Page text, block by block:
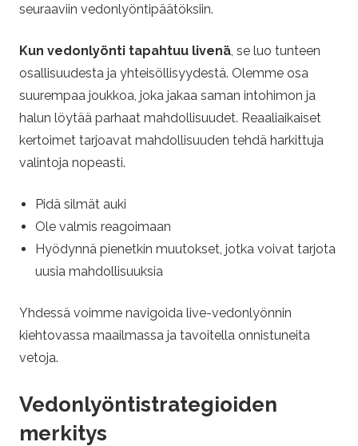
seuraaviin vedonlyöntipäätöksiin.
Kun vedonlyönti tapahtuu livenä, se luo tunteen
osallisuudesta ja yhteisöllisyydestä. Olemme osa
suurempaa joukkoa, joka jakaa saman intohimon ja
halun löytää parhaat mahdollisuudet. Reaaliaikaiset
kertoimet tarjoavat mahdollisuuden tehdä harkittuja
valintoja nopeasti.
Pidä silmät auki
Ole valmis reagoimaan
Hyödynnä pienetkin muutokset, jotka voivat tarjota
uusia mahdollisuuksia
Yhdessä voimme navigoida live-vedonlyönnin
kiehtovassa maailmassa ja tavoitella onnistuneita
vetoja.
Vedonlyöntistrategioiden
merkitys